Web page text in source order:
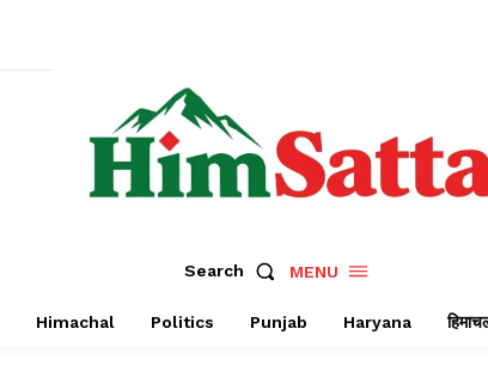
Search MENU
Himachal Politics Punjab Haryana